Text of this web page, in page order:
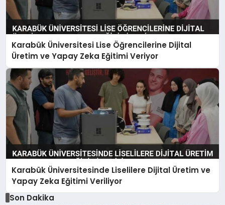
Karabük Üniversitesi Lise Öğrencilerine Dijital
Üretim ve Yapay Zeka Eğitimi Veriyor
Karabük Üniversitesinde Liselilere Dijital Üretim ve
Yapay Zeka Eğitimi Veriliyor
Son Dakika